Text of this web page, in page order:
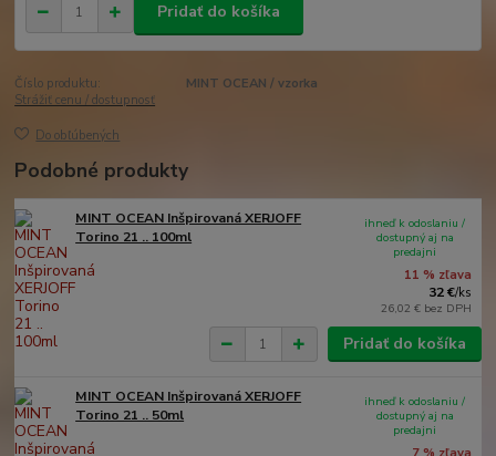
Pridať do košíka
Číslo produktu:
MINT OCEAN / vzorka
Strážiť cenu / dostupnosť
Do obľúbených
Podobné produkty
MINT OCEAN Inšpirovaná XERJOFF
Torino 21 .. 100ml
11 % zľava
32 €/ks
26,02 € bez DPH
ihneď k odoslaniu /
dostupný aj na
predajni
Pridať do košíka
MINT OCEAN Inšpirovaná XERJOFF
Torino 21 .. 50ml
ihneď k odoslaniu /
dostupný aj na
predajni